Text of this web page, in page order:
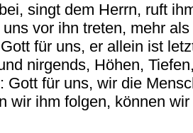
singt dem Herrn, ruft
vor ihn treten, mehr
für uns, er allein ist
nirgends, Höhen,
Gott für uns, wir die
wir ihm folgen, können